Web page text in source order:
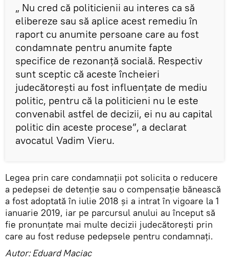
„ Nu cred că politicienii au interes ca să
elibereze sau să aplice acest remediu în
raport cu anumite persoane care au fost
condamnate pentru anumite fapte
specifice de rezonanță socială. Respectiv
sunt sceptic că aceste încheieri
judecătorești au fost influențate de mediu
politic, pentru că la politicieni nu le este
convenabil astfel de decizii, ei nu au capital
politic din aceste procese”, a declarat
avocatul Vadim Vieru.
Legea prin care condamnații pot solicita o reducere
a pedepsei de detenție sau o compensație bănească
a fost adoptată în iulie 2018 și a intrat în vigoare la 1
ianuarie 2019, iar pe parcursul anului au început să
fie pronunțate mai multe decizii judecătorești prin
care au fost reduse pedepsele pentru condamnați.
Autor: Eduard Maciac